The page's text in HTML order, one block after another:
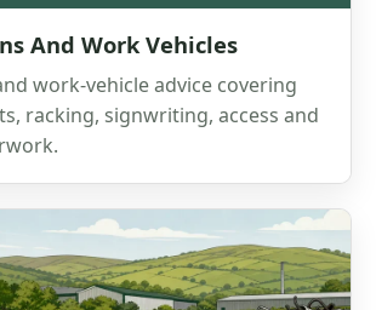
And Work Vehicles
work-vehicle advice covering
racking, signwriting, access and